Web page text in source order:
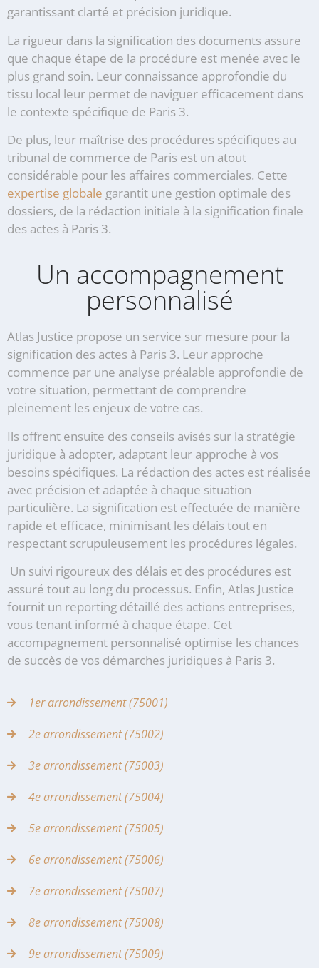
garantissant clarté et précision juridique.
La rigueur dans la signification des documents assure
que chaque étape de la procédure est menée avec le
plus grand soin. Leur connaissance approfondie du
tissu local leur permet de naviguer efficacement dans
le contexte spécifique de Paris 3.
De plus, leur maîtrise des procédures spécifiques au
tribunal de commerce de Paris est un atout
considérable pour les affaires commerciales. Cette
expertise globale garantit une gestion optimale des
dossiers, de la rédaction initiale à la signification finale
des actes à Paris 3.
Un accompagnement
personnalisé
Atlas Justice propose un service sur mesure pour la
signification des actes à Paris 3. Leur approche
commence par une analyse préalable approfondie de
votre situation, permettant de comprendre
pleinement les enjeux de votre cas.
Ils offrent ensuite des conseils avisés sur la stratégie
juridique à adopter, adaptant leur approche à vos
besoins spécifiques. La rédaction des actes est réalisée
avec précision et adaptée à chaque situation
particulière. La signification est effectuée de manière
rapide et efficace, minimisant les délais tout en
respectant scrupuleusement les procédures légales.
Un suivi rigoureux des délais et des procédures est
assuré tout au long du processus. Enfin, Atlas Justice
fournit un reporting détaillé des actions entreprises,
vous tenant informé à chaque étape. Cet
accompagnement personnalisé optimise les chances
de succès de vos démarches juridiques à Paris 3.
1er arrondissement (75001)
2e arrondissement (75002)
3e arrondissement (75003)
4e arrondissement (75004)
5e arrondissement (75005)
6e arrondissement (75006)
7e arrondissement (75007)
8e arrondissement (75008)
9e arrondissement (75009)